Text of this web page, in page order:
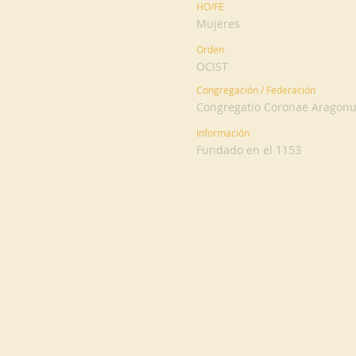
HO/FE
Mujeres
Orden
OCIST
Congregación / Federación
Congregatio Coronae
Información
Fundado en el 1153